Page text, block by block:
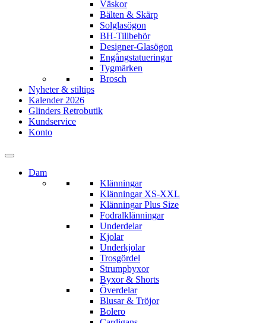
Väskor
Bälten & Skärp
Solglasögon
BH-Tillbehör
Designer-Glasögon
Engångstatueringar
Tygmärken
Brosch
Nyheter & stiltips
Kalender 2026
Glinders Retrobutik
Kundservice
Konto
Dam
Klänningar
Klänningar XS-XXL
Klänningar Plus Size
Fodralklänningar
Underdelar
Kjolar
Underkjolar
Trosgördel
Strumpbyxor
Byxor & Shorts
Överdelar
Blusar & Tröjor
Bolero